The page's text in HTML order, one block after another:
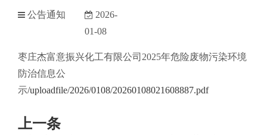
公告通知
2026-
01-08
枣庄杰富意振兴化工有限公司2025年危险废物污染环境
防治信息公
示/uploadfile/2026/0108/20260108021608887.pdf
上一条